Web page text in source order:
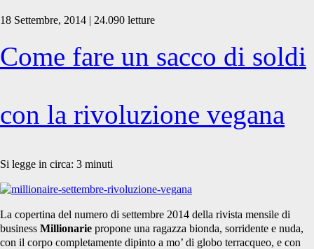
18 Settembre, 2014 | 24.090 letture
Come fare un sacco di soldi
con la rivoluzione vegana
Si legge in circa: 3 minuti
La copertina del numero di settembre 2014 della rivista mensile di
business Millionarie propone una ragazza bionda, sorridente e nuda,
con il corpo completamente dipinto a mo’ di globo terracqueo, e con